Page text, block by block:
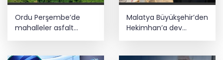
Ordu Perşembe’de
mahalleler asfalt
Malatya Büyükşehir’den
Hekimhan’a dev